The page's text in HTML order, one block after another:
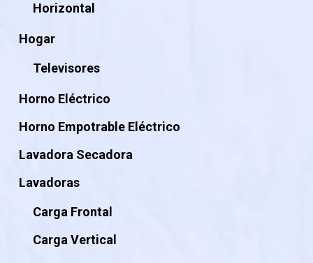
Horizontal
Hogar
Televisores
Horno Eléctrico
Horno Empotrable Eléctrico
Lavadora Secadora
Lavadoras
Carga Frontal
Carga Vertical